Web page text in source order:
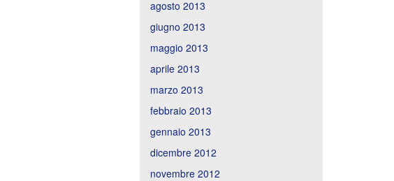
agosto 2013
giugno 2013
maggio 2013
aprile 2013
marzo 2013
febbraio 2013
gennaio 2013
dicembre 2012
novembre 2012